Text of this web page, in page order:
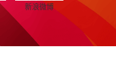
新浪微博